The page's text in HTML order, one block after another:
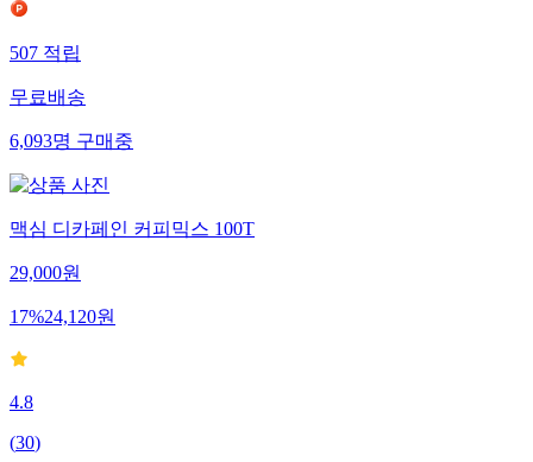
507적립
무료배송
6,093명구매중
맥심 디카페인 커피믹스 100T
29,000원
17%24,120원
4.8
(30)